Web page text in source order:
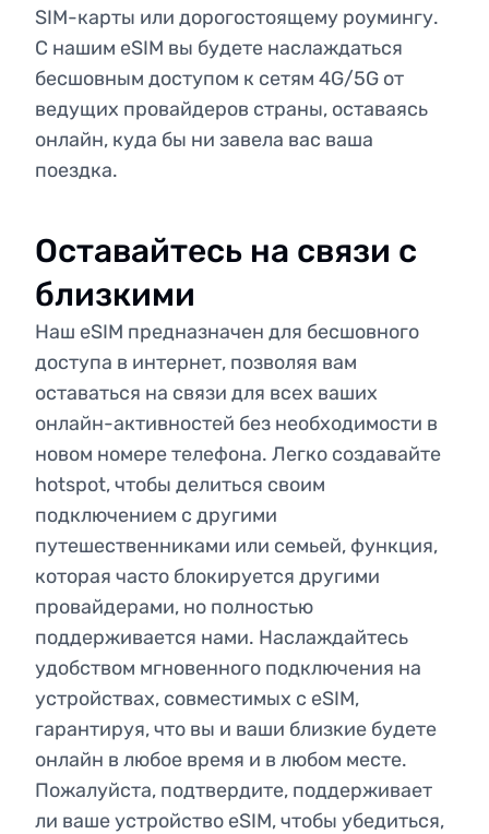
SIM-карты или дорогостоящему роумингу.
С нашим eSIM вы будете наслаждаться
бесшовным доступом к сетям 4G/5G от
ведущих провайдеров страны, оставаясь
онлайн, куда бы ни завела вас ваша
поездка.
Оставайтесь на связи с
близкими
Наш eSIM предназначен для бесшовного
доступа в интернет, позволяя вам
оставаться на связи для всех ваших
онлайн-активностей без необходимости в
новом номере телефона. Легко создавайте
hotspot, чтобы делиться своим
подключением с другими
путешественниками или семьей, функция,
которая часто блокируется другими
провайдерами, но полностью
поддерживается нами. Наслаждайтесь
удобством мгновенного подключения на
устройствах, совместимых с eSIM,
гарантируя, что вы и ваши близкие будете
онлайн в любое время и в любом месте.
Пожалуйста, подтвердите, поддерживает
ли ваше устройство eSIM, чтобы убедиться,